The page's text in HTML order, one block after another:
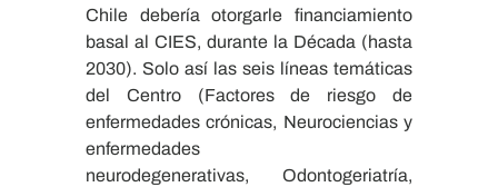
Chile debería otorgarle financiamiento
basal al CIES, durante la Década (hasta
2030). Solo así las seis líneas temáticas
del Centro (Factores de riesgo de
enfermedades crónicas, Neurociencias y
enfermedades
neurodegenerativas, Odontogeriatría,